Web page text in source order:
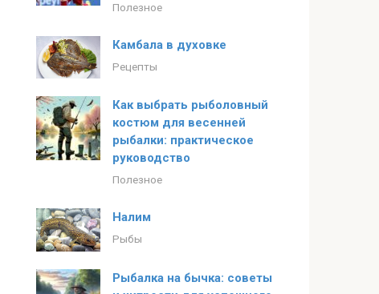
Полезное
Камбала в духовке
Рецепты
Как выбрать рыболовный
костюм для весенней
рыбалки: практическое
руководство
Полезное
Налим
Рыбы
Рыбалка на бычка: советы